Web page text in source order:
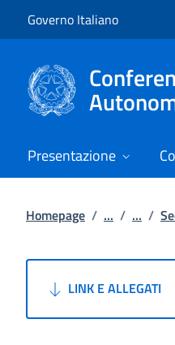
Governo Italiano
Presentazione
Homepage / ... / ... /
LINK E ALLEGATI